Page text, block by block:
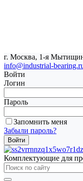
г. Москва, 1-я
info@industrial-
Войти
Логин
Пароль
Запомнить меня
Забыли пароль?
Комплектующие для